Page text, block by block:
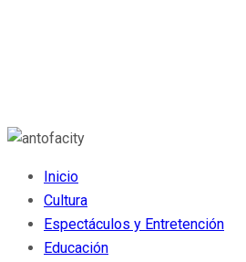
Inicio
Cultura
Espectáculos y Entretención
Educación